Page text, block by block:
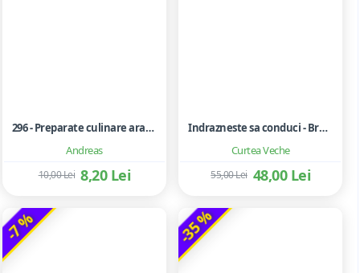
Andreas
296 - Preparate culinare arabe
8,20 Lei
10,00 Lei
Curtea Veche
Indrazneste sa conduci - Brene Brown
48,00 Lei
55,00 Lei
-7 % -35 %